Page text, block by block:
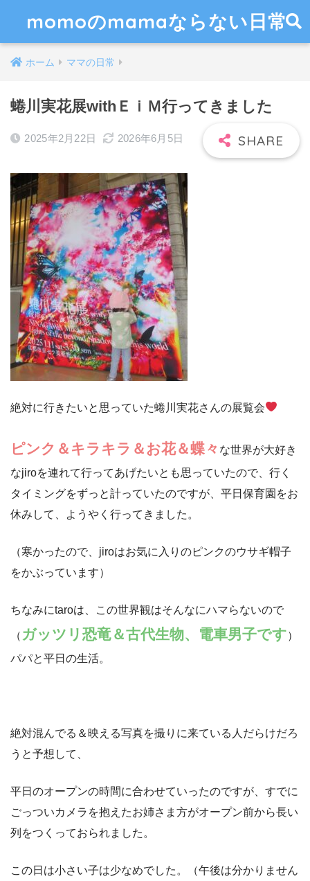
momoのmamaならない日常
ホーム ママの日常
蜷川実花展withＥｉＭ行ってきました
2025年2月22日 2026年6月5日
絶対に行きたいと思っていた蜷川実花さんの展覧会
ピンク＆キラキラ＆お花＆蝶々 な世界が大好き
なjiroを連れて行ってあげたいとも思っていたので、行く
タイミングをずっと計っていたのですが、平日保育園をお
休みして、ようやく行ってきました。
（寒かったので、jiroはお気に入りのピンクのウサギ帽子
をかぶっています）
ちなみにtaroは、この世界観はそんなにハマらないので
（ ガッツリ恐竜＆古代生物、電車男子です）
パパと平日の生活。
絶対混んでる＆映える写真を撮りに来ている人だらけだろ
うと予想して、
平日のオープンの時間に合わせていったのですが、すでに
ごっついカメラを抱えたお姉さま方がオープン前から長い
列をつくっておられました。
この日は小さい子は少なめでした。（午後は分かりません